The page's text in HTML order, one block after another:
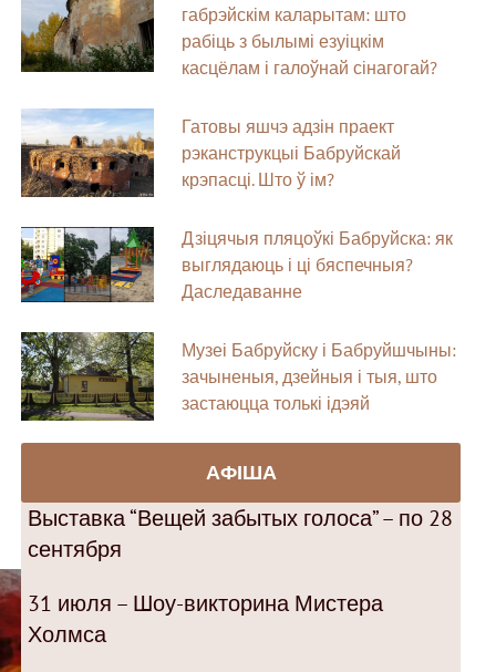
габрэйскім каларытам: што
рабіць з былымі езуіцкім
касцёлам і галоўнай сінагогай?
Гатовы яшчэ адзін праект
рэканструкцыі Бабруйскай
крэпасці. Што ў ім?
Дзіцячыя пляцоўкі Бабруйска: як
выглядаюць і ці бяспечныя?
Даследаванне
Музеі Бабруйску і Бабруйшчыны:
зачыненыя, дзейныя і тыя, што
застаюцца толькі ідэяй
АФІША
Выставка “Вещей забытых голоса” – по 28
сентября
31 июля – Шоу-викторина Мистера
Холмса